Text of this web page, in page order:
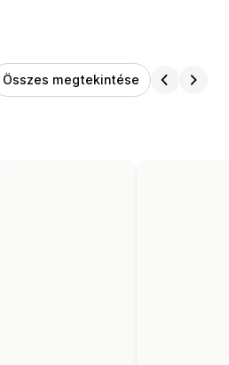
Összes megtekintése